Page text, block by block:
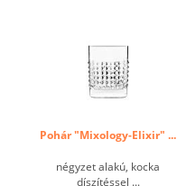
Pohár "Mixology-Elixir" ...
négyzet alakú, kocka
díszítéssel ...